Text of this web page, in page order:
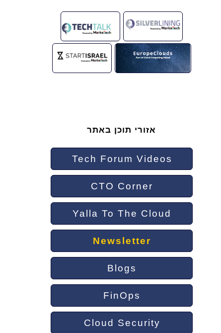
אזורי תוכן באתר
Tech Forum Videos
CTO Corner
Yalla To The Cloud
Newsletter
Blogs
FinOps
Cloud Security